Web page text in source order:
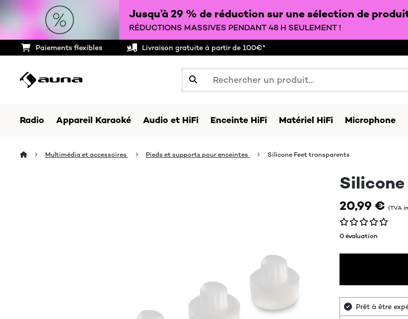
Jusqu’à 29 % de réduction sur une sélection de
RÉDUCTIONS MASSIVES PENDANT 48 H SEULEMENT !
Paiements flexibles Livraison gratuite à partir de 100€*
Radio Appareil Karaoké Audio et HiFi Enceinte HiFi Matériel HiFi Microphone
Multimédia et accessoires Pieds et supports pour enceintes Silicone Feet transparents
20,99 € (TVA
0 évaluation
Prêt à être